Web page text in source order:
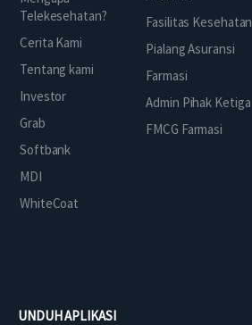
Telekesehatan?
Cerita Kami
Tentang kami
Investor
Grab
Softbank
MDI
WhiteCoat
Fasilitas Kesehatan
Pialang Asuransi
Farmasi
Admin Pihak Ketiga
FMCG Farmasi
UNDUH APLIKASI